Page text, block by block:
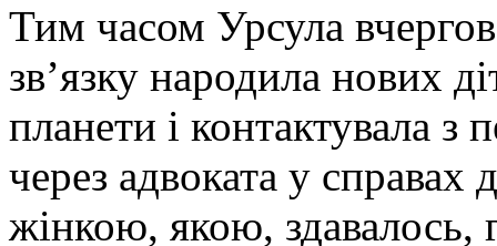
Тим часом Урсула
зв’язку народила нових
планети і контактувала
через адвоката у
жінкою, якою, здавалось,